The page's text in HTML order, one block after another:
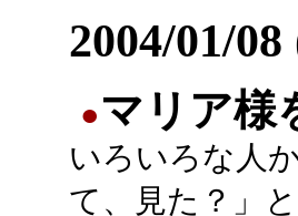
2004/01/
●マリア様
いろいろな人
て、見た？」